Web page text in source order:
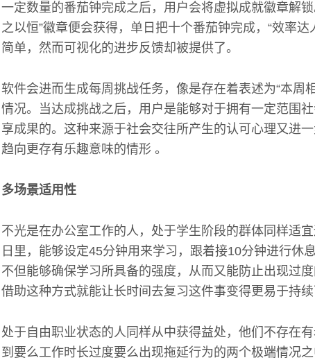
一定数量的番茄钟完成之后，用户会将虚拟成就徽章解
之以恒”徽章便会获得，单日把十个番茄钟完成，“效率
简单，然而可视化的进步反馈却被提供了。
软件会进而生成每周挑战任务，像是存在着表述为“本周
情况。当达成挑战之后，用户是能够对于拥有一定范围
享成果的。这种来源于社会交往所产生的认可心理又进
趋向更存有乐趣意味的情形 。
多场景适用性
不光是在办公室工作的人，处于学生阶段的群体同样适
日里，能够设定45分钟用来学习，跟着接10分钟进行休
不但能够确保学习所具备的强度，从而又能防止出现过
借助这种方式就能让长时间去复习这件事变得更易于持续
处于自由职业状态的人同样从中获得益处，他们不存在
到要么工作时长过度要么出现拖延行为的两个极端情况